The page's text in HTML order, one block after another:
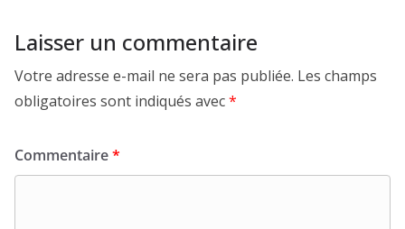
Laisser un commentaire
Votre adresse e-mail ne sera pas publiée. Les champs
obligatoires sont indiqués avec*
Commentaire*